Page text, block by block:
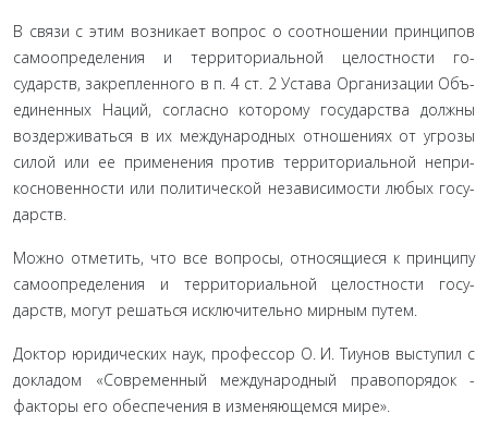
В связи с этим возникает вопрос о соотношении прин­ципов
самоопределения и территориальной целостности го­
сударств, закрепленного в п. 4 ст. 2 Устава Организации Объ­
единенных Наций, согласно которому государства должны
воздерживаться в их международных отношениях от угрозы
силой или ее применения против территориальной непри­
косновенности или политической независимости любых госу­
дарств.
Можно отметить, что все вопросы, относящиеся к прин­ципу
самоопределения и территориальной целостности госу­
дарств, могут решаться исключительно мирным путем.
Доктор юридических наук, профессор О. И. Тиунов вы­ступил с
докладом «Современный международный правопо­рядок -
факторы его обеспечения в изменяющемся мире».